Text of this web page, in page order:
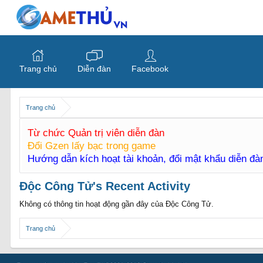
Trang chủ
Từ chức Quản trị viên diễn đàn
Đổi Gzen lấy bạc trong game
Hướng dẫn kích hoạt tài khoản, đổi mật khẩu diễn
Độc Công Tử's Recent Activity
Không có thông tin hoạt động gần đây của Độc Công Tử.
Trang chủ
Trang chủ Diễn đàn Facebook